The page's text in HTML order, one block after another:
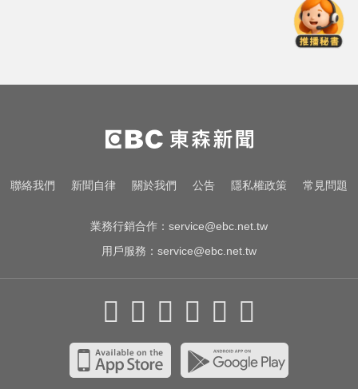
球！為統一獅女孩日揭幕
緯創股利2度延發史上首例 金管會
說重話：考慮收回股務自辦
啦啦隊員遭輪流性侵！丟包公路秒
聯絡我們 新聞自律 關於我們 公告 隱私權政策 常見問題
業務行銷合作： service@ebc.net.tw
用戶服務： service@ebc.net.tw